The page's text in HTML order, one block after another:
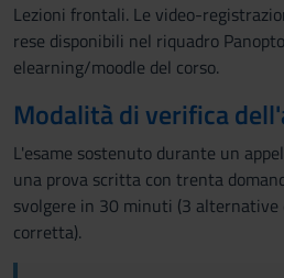
Lezioni frontali. Le video-
rese disponibili nel riquadro
elearning/moodle del corso.
Modalità di verifica
L'esame sostenuto durante un
una prova scritta con trenta
svolgere in 30 minuti (3 alternative
corretta).